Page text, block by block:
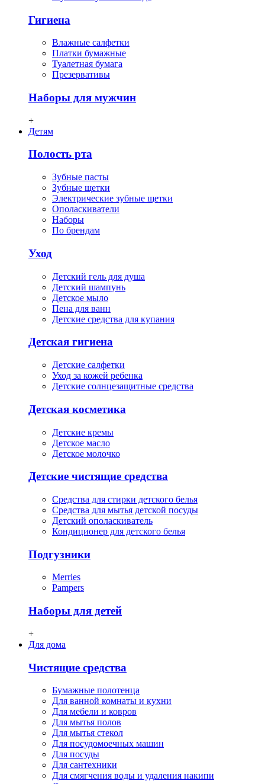
Гигиена
Влажные салфетки
Платки бумажные
Туалетная бумага
Презервативы
Наборы для мужчин
+
Детям
Полость рта
Зубные пасты
Зубные щетки
Электрические зубные щетки
Ополаскиватели
Наборы
По брендам
Уход
Детский гель для душа
Детский шампунь
Детское мыло
Пена для ванн
Детские средства для купания
Детская гигиена
Детские салфетки
Уход за кожей ребенка
Детские солнцезащитные средства
Детская косметика
Детские кремы
Детское масло
Детское молочко
Детские чистящие средства
Средства для стирки детского белья
Средства для мытья детской посуды
Детский ополаскиватель
Кондиционер для детского белья
Подгузники
Merries
Pampers
Наборы для детей
+
Для дома
Чистящие средства
Бумажные полотенца
Для ванной комнаты и кухни
Для мебели и ковров
Для мытья полов
Для мытья стекол
Для посудомоечных машин
Для посуды
Для сантехники
Для смягчения воды и удаления накипи